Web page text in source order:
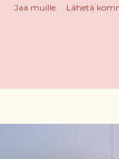
Jaa muille Lähetä